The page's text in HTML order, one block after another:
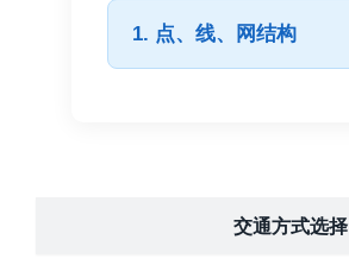
交通方式选择
1. 点、线、网结构